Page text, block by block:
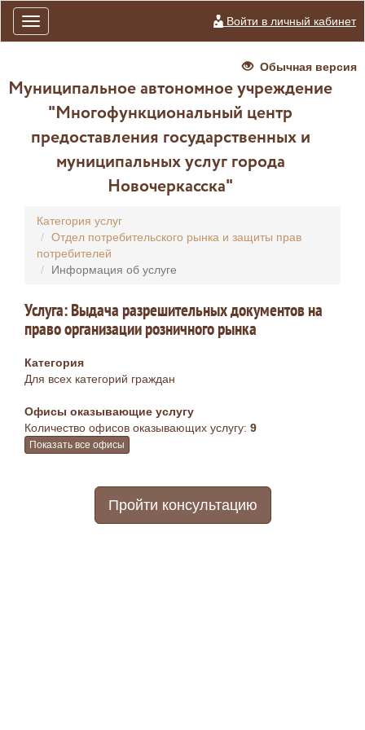
Toggle
navigation
Войти в личный кабинет
Обычная версия
Муниципальное автономное учреждение
"Многофункциональный центр
предоставления государственных и
муниципальных услуг города
Новочеркасска"
Категория услуг
Отдел потребительского рынка и защиты прав
потребителей
Информация об услуге
Услуга: Выдача разрешительных документов на
право организации розничного рынка
Категория
Для всех категорий граждан
Офисы оказывающие услугу
Количество офисов оказывающих услугу: 9
Показать все офисы
Пройти консультацию